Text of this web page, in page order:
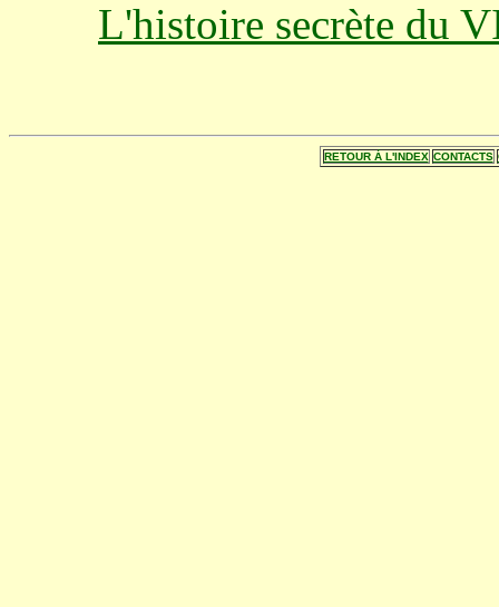
L'histoire secrète du
RETOUR Á L'INDEX CONTACTS